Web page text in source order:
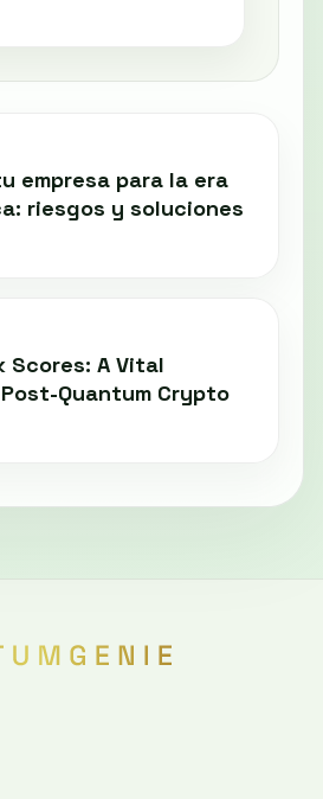
empresa para la era
riesgos y soluciones
Scores: A Vital
Quantum Crypto